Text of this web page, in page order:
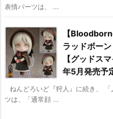
表情パーツは、 ...
【
ラッドボー
【グッドス
年5月発売予
ねんどろいど『狩人』に続き、
ツは、「通常顔 ...